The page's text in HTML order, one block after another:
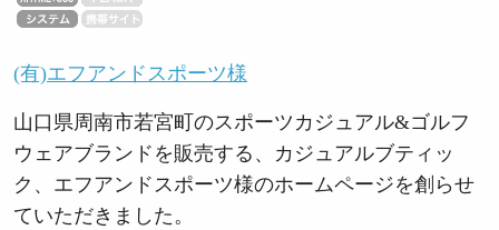
(有)エフアンドスポーツ様
山口県周南市若宮町のスポーツカジュアル&ゴルフ
ウェアブランドを販売する、カジュアルブティッ
ク、エフアンドスポーツ様のホームページを創らせ
ていただきました。